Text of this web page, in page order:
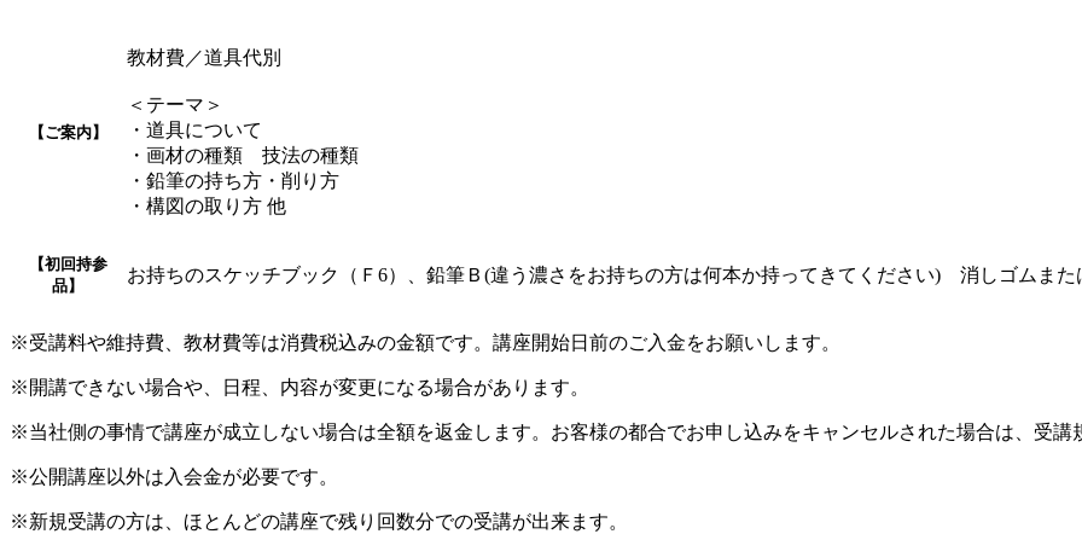
【ご案内】
教材費／道具代別
＜テーマ＞
・道具について
・画材の種類 技法の種類
・鉛筆の持ち方・削り方
・構図の取り方 他
【初回持参
品】
お持ちのスケッチブック（Ｆ6）、鉛筆Ｂ(違う濃さをお持ちの方は何本か持ってきてください) 消しゴムま
※受講料や維持費、教材費等は消費税込みの金額です。講座開始日前のご入金をお願いします。
※開講できない場合や、日程、内容が変更になる場合があります。
※当社側の事情で講座が成立しない場合は全額を返金します。お客様の都合でお申し込みをキャンセルされた場合は、受
※公開講座以外は入会金が必要です。
※新規受講の方は、ほとんどの講座で残り回数分での受講が出来ます。